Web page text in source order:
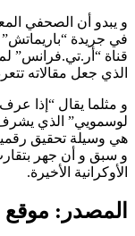
و يبدو أن الصحفي
في جريدة
قناة “أر.تي.فرانس”
الذي جعل مقالاته
و مثلما يقال “إذا
لوسمويي” الذي
هي وسيلة تحقيق
و سبق و أن جهر
الأوكرانية الأخيرة.
المصدر: